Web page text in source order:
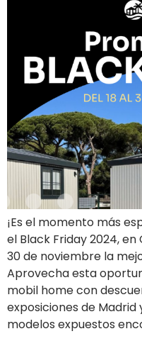
¡Es el momento más
el Black Friday 2024,
30 de noviembre la
Aprovecha esta
mobil home con
exposiciones de Madrid
modelos expuestos